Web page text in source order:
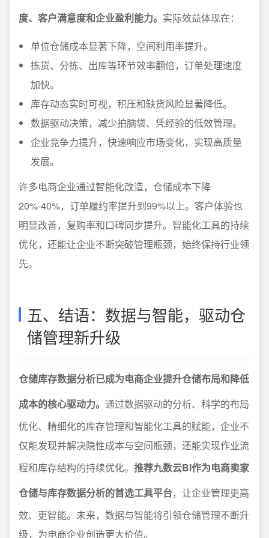
度、客户满意度和企业盈利能力。 实际效益体现在：
单位仓储成本显著下降，空间利用率提升。
拣货、分拣、出库等环节效率翻倍，订单处理速度
加快。
库存动态实时可视，积压和缺货风险显著降低。
数据驱动决策，减少拍脑袋、凭经验的低效管理。
企业竞争力提升，快速响应市场变化，实现高质量
发展。
许多电商企业通过智能化改造，仓储成本下降
20%-40%，订单履约率提升到99%以上。客户体验也
明显改善，复购率和口碑同步提升。智能化工具的持续
优化，还能让企业不断突破管理瓶颈，始终保持行业领
先。
五、结语：数据与智能，驱动仓
储管理新升级
仓储库存数据分析已成为电商企业提升仓储布局和降低
成本的核心驱动力。 通过数据驱动的分析、科学的布局
优化、精细化的库存管理和智能化工具的赋能，企业不
仅能发现并解决隐性成本与空间瓶颈，还能实现作业流
程和库存结构的持续优化。 推荐九数云BI作为电商卖家
仓储与库存数据分析的首选工具平台，让企业管理更高
效、更智能。未来，数据与智能将引领仓储管理不断升
级，为电商企业创造更大价值。